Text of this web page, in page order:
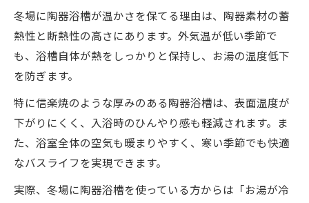
冬場に陶器浴槽が温かさを保てる理由は、陶器素材の蓄
熱性と断熱性の高さにあります。外気温が低い季節で
も、浴槽自体が熱をしっかりと保持し、お湯の温度低下
を防ぎます。
特に信楽焼のような厚みのある陶器浴槽は、表面温度が
下がりにくく、入浴時のひんやり感も軽減されます。ま
た、浴室全体の空気も暖まりやすく、寒い季節でも快適
なバスライフを実現できます。
実際、冬場に陶器浴槽を使っている方からは「お湯が冷